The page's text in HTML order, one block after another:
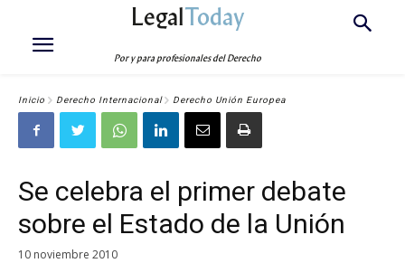
LegalToday
Por y para profesionales del Derecho
Inicio Derecho Internacional Derecho Unión Europea
Se celebra el primer debate
sobre el Estado de la Unión
10 noviembre 2010